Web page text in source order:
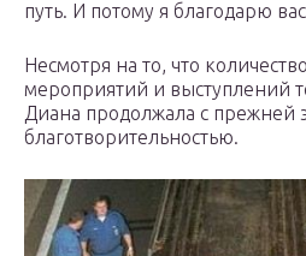
путь. И потому я благодарю
Несмотря на то, что
мероприятий и выступлений
Диана продолжала с прежней
благотворительностью.